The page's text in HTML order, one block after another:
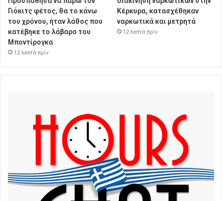
Γιόκιτς φέτος, θα το κάνω
του χρόνου, ήταν λάθος που
κατέβηκε το λάβαρο του
Μποντίρογκα
12 λεπτά πρίν
Κέρκυρα, κατασχέθηκαν
ναρκωτικά και μετρητά
12 λεπτά πρίν